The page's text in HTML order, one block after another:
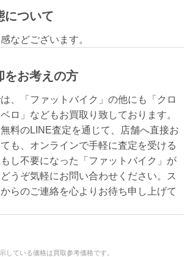
について
などございます。
をお考えの方
、「ファットバイク」の他にも「クロ
ロ」などもお買取り致しております。
料のLINE査定を通じて、店舗へ直接お
も、オンラインで手軽に査定を受ける
し不要になった「ファットバイク」が
うぞ気軽にお問い合わせください。ス
らのご連絡を心よりお待ち申し上げて
している価格は買取参考価格です。